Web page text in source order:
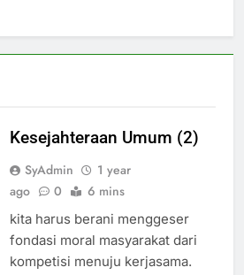
Kesejahteraan Umum (2)
SyAdmin
1 year
ago
0 6 mins
kita harus berani menggeser
fondasi moral masyarakat dari
kompetisi menuju kerjasama.